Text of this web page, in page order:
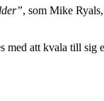
, som Mike
att kvala till sig